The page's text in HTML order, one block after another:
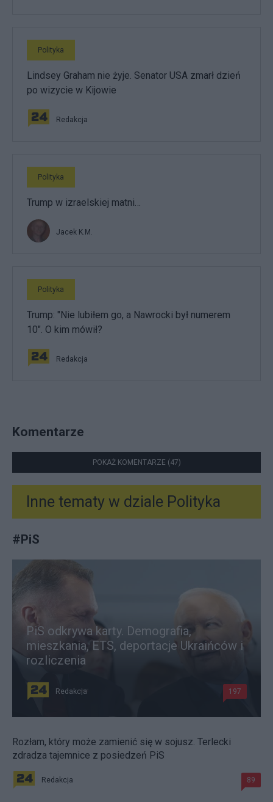
Polityka
Lindsey Graham nie żyje. Senator USA zmarł dzień
po wizycie w Kijowie
Redakcja
Polityka
Trump w izraelskiej matni…
Jacek K.M.
Polityka
Trump: "Nie lubiłem go, a Nawrocki był numerem
10". O kim mówił?
Redakcja
Komentarze
POKAŻ KOMENTARZE (47)
Inne tematy w dziale Polityka
#PiS
PiS odkrywa karty. Demografia,
mieszkania, ETS, deportacje Ukraińców i
rozliczenia
Redakcja 197
Rozłam, który może zamienić się w sojusz. Terlecki
zdradza tajemnice z posiedzeń PiS
Redakcja 89